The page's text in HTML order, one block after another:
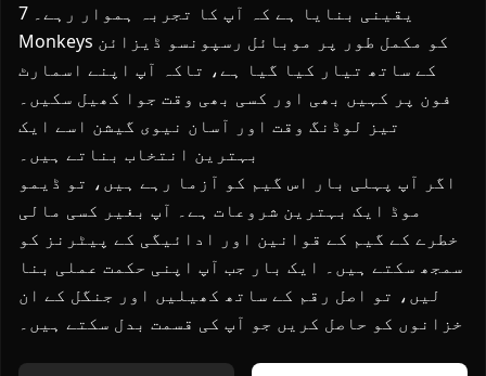
یقینی بنایا ہے کہ آپ کا تجربہ ہموار رہے۔ 7
Monkeys کو مکمل طور پر موبائل رسپونسو ڈیزائن
کے ساتھ تیار کیا گیا ہے، تاکہ آپ اپنے اسمارٹ
فون پر کہیں بھی اور کسی بھی وقت جوا کھیل سکیں۔
تیز لوڈنگ وقت اور آسان نیوی گیشن اسے ایک
بہترین انتخاب بناتے ہیں۔
اگر آپ پہلی بار اس گیم کو آزما رہے ہیں، تو ڈیمو
موڈ ایک بہترین شروعات ہے۔ آپ بغیر کسی مالی
خطرے کے گیم کے قوانین اور ادائیگی کے پیٹرنز کو
سمجھ سکتے ہیں۔ ایک بار جب آپ اپنی حکمت عملی بنا
لیں، تو اصل رقم کے ساتھ کھیلیں اور جنگل کے ان
خزانوں کو حاصل کریں جو آپ کی قسمت بدل سکتے ہیں۔